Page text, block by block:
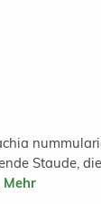
Staude,
Mehr